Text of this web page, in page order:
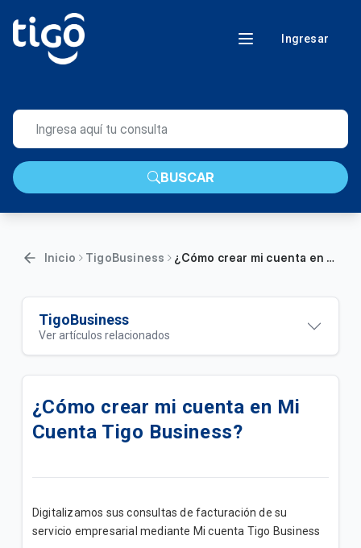
Ingresar
BUSCAR
Inicio TigoBusiness ¿Cómo crear mi cuenta en Mi Cuenta Tigo Business?
TigoBusiness
Ver artículos relacionados
Actualizamos su Internet+ TV Lite Plus | B2B
Actualizamos su plan Internet + TV Lite | B2B
Add Ons de Navegación | B2B
¿Cómo crear mi cuenta en Mi
Cuenta Tigo Business?
Digitalizamos sus consultas de facturación de su
servicio empresarial mediante Mi cuenta Tigo Business